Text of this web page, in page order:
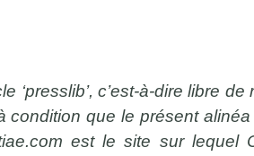
‘presslib’, c’est-à-dire libre
condition que le présent
est le site sur lequel